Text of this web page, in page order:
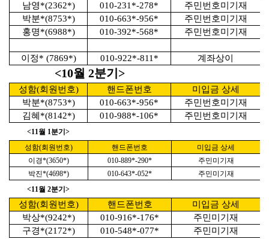
남영*(2362*)
010-231*-278*
주민번호미기재
박분*(8753*)
010-663*-956*
주민번호미기재
홍명*(6988*)
010-392*-568* 주민번호미기재
이정* (7869*) 010-922*-811* 계좌상이
<10월 2분기>
성함(회원번호) 핸드폰번호
미입금 상세
박분*(8753*)
010-663*-956*
주민번호미기재
김혜*(8142*)
010-988*-106* 주민번호미기재
<11월 1분기>
성함(회원번호)
핸드폰번호
미입금 상세
이경*(3650*)
010-889*-290*
주민미기재
박진*(4698*)
010-643*-052*
주민미기재
<11월 2분기>
성함(회원번호) 핸드폰번호
미입금 상세
박상*(9242*)
010-916*-176*
주민미기재
구경*(2172*)
010-548*-077* 주민미기재